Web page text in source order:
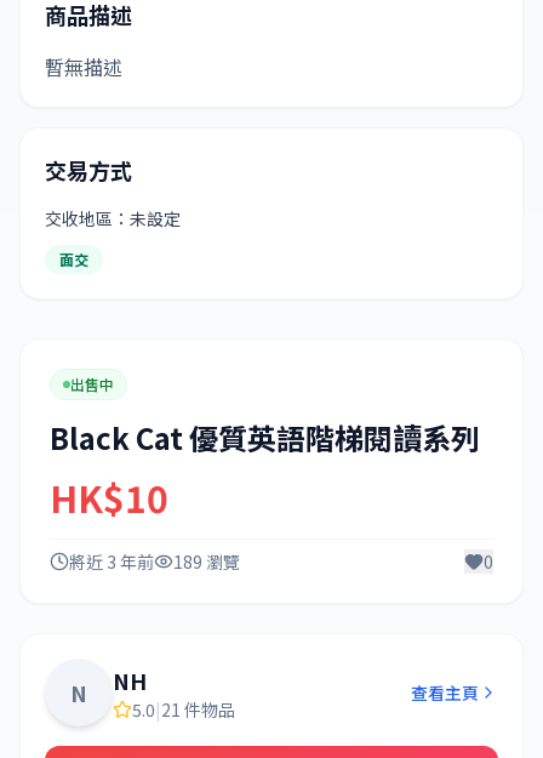
商品描述
暫無描述
交易方式
交收地區：未設定
面交
出售中
Black Cat 優質英語階梯閱讀系列
HK$10
將近 3 年前 189 瀏覽 0
N NH
5.0|21 件物品
查看主頁